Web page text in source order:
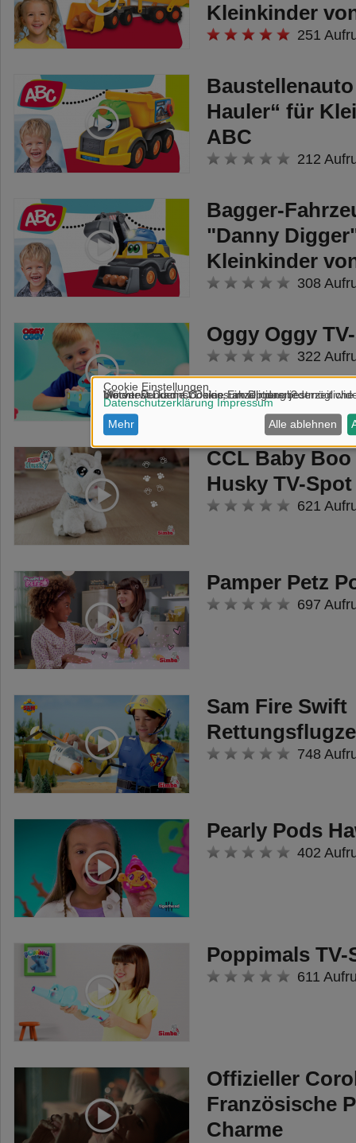
Kleinkinder
251
Hauler“ für
ABC
212
Bagger-
"Danny
Kleinkinder
308
Oggy Oggy
322
CCL Baby Boo
Husky TV-Spot
621
Pamper Petz
697
Sam Fire Swift
748
Pearly Pods
402
Poppimals TV-
611
Offizieller
Französische
Charme